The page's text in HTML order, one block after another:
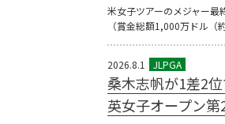
米女子ツアーのメジャー最
（賞金総額1,000万ドル
2026.8.1
桑木志帆が1差2
英女子オープン第